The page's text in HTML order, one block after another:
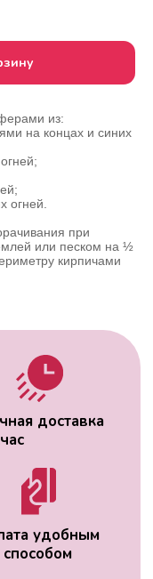
из:
на концах и синих
огней.
при
или песком на ½
кирпичами